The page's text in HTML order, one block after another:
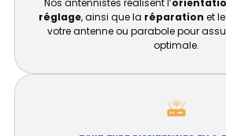
Nos antennistes réalisent l’
réglage, ainsi que la réparation et
votre antenne ou parabole pour
optimale.